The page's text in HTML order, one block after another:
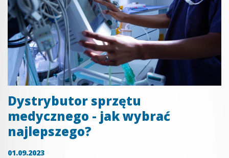
Dystrybutor sprzętu
medycznego - jak wybrać
najlepszego?
01.09.2023